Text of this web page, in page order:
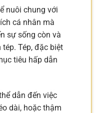
nuôi chung với
cá nhân mà
sự sống còn và
Tép, đặc biệt
tiêu hấp dẫn
dẫn đến việc
dài, hoặc thậm